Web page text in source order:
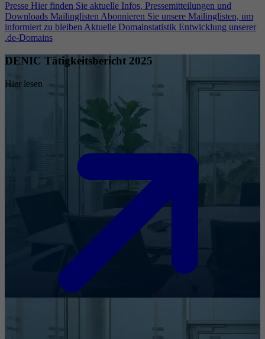
Presse Hier finden Sie aktuelle Infos, Pressemitteilungen und
Downloads Mailinglisten Abonnieren Sie unsere Mailinglisten, um
informiert zu bleiben Aktuelle Domainstatistik Entwicklung unserer
.de-Domains
DENIC Tätigkeitsbericht 2025
Hier lesen